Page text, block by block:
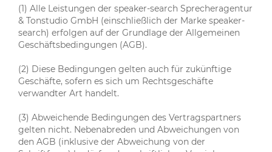
(1) Alle Leistungen der speaker-search Sprecheragentur
& Tonstudio GmbH (einschließlich der Marke speaker-
search) erfolgen auf der Grundlage der Allgemeinen
Geschäftsbedingungen (AGB).
(2) Diese Bedingungen gelten auch für zukünftige
Geschäfte, sofern es sich um Rechtsgeschäfte
verwandter Art handelt.
(3) Abweichende Bedingungen des Vertragspartners
gelten nicht. Nebenabreden und Abweichungen von
den AGB (inklusive der Abweichung von der